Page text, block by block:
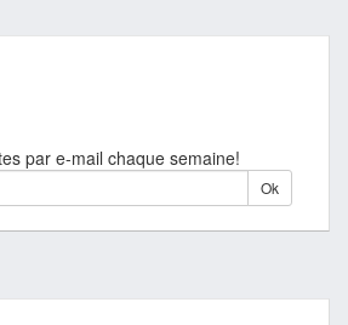
par e-mail chaque semaine!